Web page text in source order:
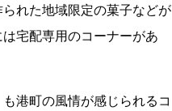
れた地域限定の菓子などが
宅配専用のコーナーがあ
港町の風情が感じられるコ